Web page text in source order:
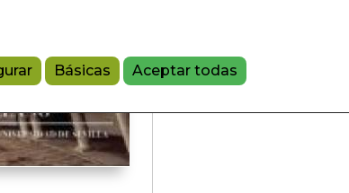
Básicas Aceptar todas